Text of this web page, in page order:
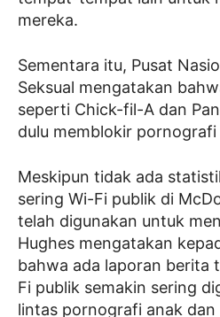
mereka.
Sementara itu, Pusat
Seksual mengatakan
seperti Chick-fil-A dan
dulu memblokir pornografi
Meskipun tidak ada
sering Wi-Fi publik di
telah digunakan untuk
Hughes mengatakan
bahwa ada laporan berita
Fi publik semakin sering
lintas pornografi anak dan